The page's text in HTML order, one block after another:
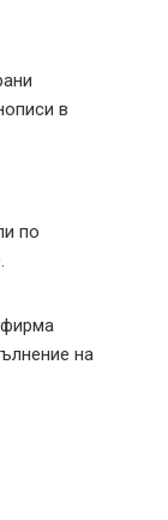
в
по
фирма
на